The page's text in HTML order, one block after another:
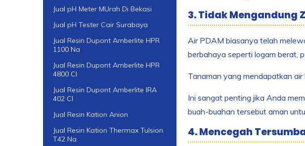
3. Tidak Mengandung
Air PDAM biasanya telah
berbahaya seperti logam berat,
Tanaman yang mendapatkan
Ini sangat penting jika Anda
buah-buahan tersebut aman
4. Mencegah
Jual pH Meter MUrah Di Bekasi
Jual pH Tester Cair Surabaya
Jual Resin Dupont Amberlite HPR
1100 Na
Jual Resin Dupont Amberlite HPR
4800 Cl
Jual Resin Dupont Amberlite IRA
402 Cl
Jual Resin Kation Anion
Jual Resin Kation Thermax Tulsion
T42 Na